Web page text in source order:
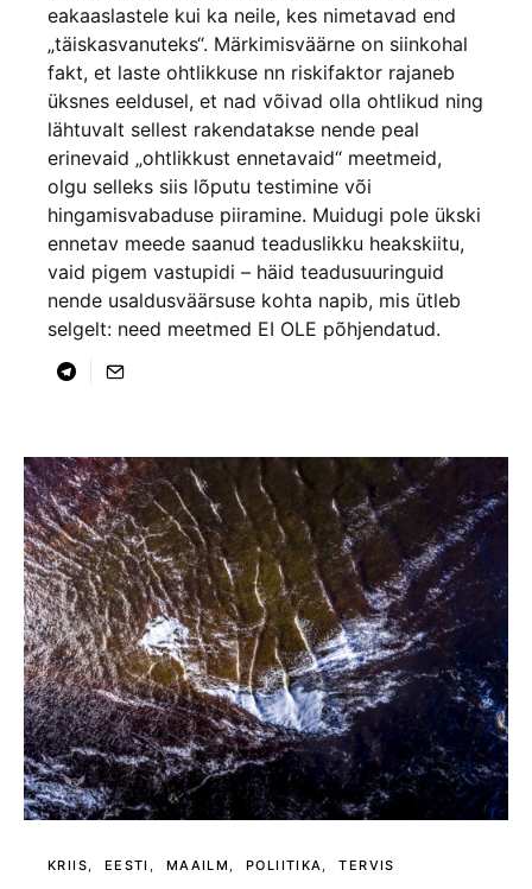
eakaaslastele kui ka neile, kes nimetavad end
„täiskasvanuteks“. Märkimisväärne on siinkohal
fakt, et laste ohtlikkuse nn riskifaktor rajaneb
üksnes eeldusel, et nad võivad olla ohtlikud ning
lähtuvalt sellest rakendatakse nende peal
erinevaid „ohtlikkust ennetavaid“ meetmeid,
olgu selleks siis lõputu testimine või
hingamisvabaduse piiramine. Muidugi pole ükski
ennetav meede saanud teaduslikku heakskiitu,
vaid pigem vastupidi – häid teadusuuringuid
nende usaldusväärsuse kohta napib, mis ütleb
selgelt: need meetmed EI OLE põhjendatud.
KRIIS EESTI MAAILM POLIITIKA TERVIS